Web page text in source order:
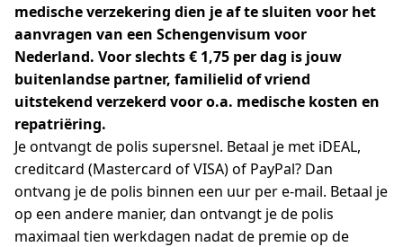
medische verzekering dien je af te sluiten voor het
aanvragen van een Schengenvisum voor
Nederland. Voor slechts € 1,75 per dag is jouw
buitenlandse partner, familielid of vriend
uitstekend verzekerd voor o.a. medische kosten en
repatriëring.
Je ontvangt de polis supersnel. Betaal je met iDEAL,
creditcard (Mastercard of VISA) of PayPal? Dan
ontvang je de polis binnen een uur per e-mail. Betaal je
op een andere manier, dan ontvangt je de polis
maximaal tien werkdagen nadat de premie op de